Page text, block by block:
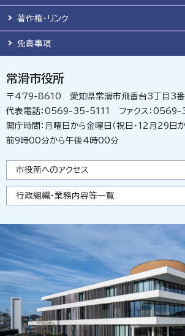
著作権・リンク
免責事項
常滑市役所
〒479-8610 愛知県常滑市飛香台3丁目3
代表電話：0569-35-5111 ファクス：
開庁時間：月曜日から金曜日（祝日・12月29日
前9時00分から午後4時00分
市役所へのアクセス
行政組織・業務内容等一覧